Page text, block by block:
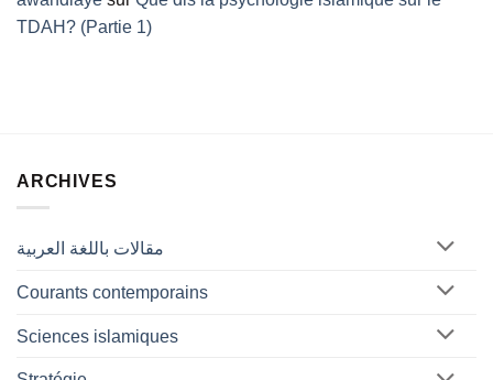
TDAH? (Partie 1)
ARCHIVES
مقالات باللغة العربية
Courants contemporains
Sciences islamiques